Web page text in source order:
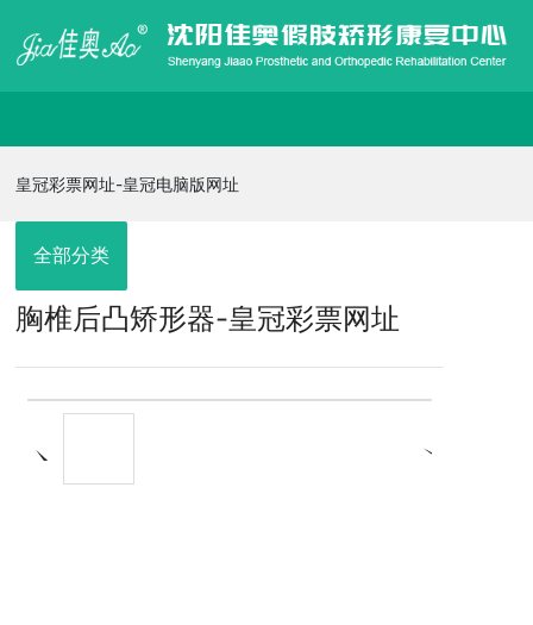
皇冠彩票网址-皇冠电脑版网址
走进佳奥
皇冠电脑版网址的产品展示
信息发布
皇冠彩票网址-皇冠电脑版网址
全部分类
胸椎后凸矫形器-皇冠彩票网址